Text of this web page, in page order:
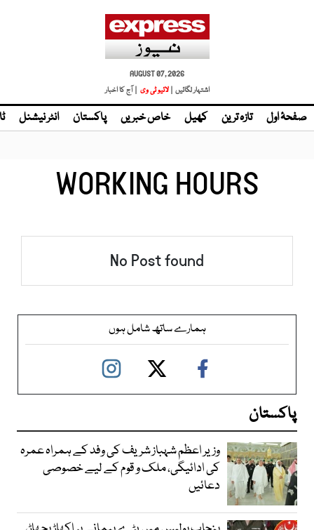
AUGUST 07, 2026
اشتہار لگائیں | لائیو ٹی وی | آج کا اخبار
صفحۂ اول تازہ ترین کھیل خاص خبریں پاکستان انٹر نیشنل
WORKING HOURS
No Post found
ہمارے ساتھ شامل ہوں
پاکستان
وزیر اعظم شہباز شریف کی وفد کے ہمراہ عمرہ
کی ادائیگی، ملک و قوم کے لیے خصوصی
دعائیں